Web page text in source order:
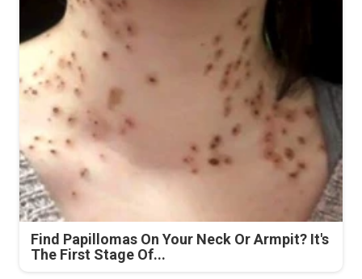
Find Papillomas On Your Neck Or Armpit? It's
The First Stage Of...